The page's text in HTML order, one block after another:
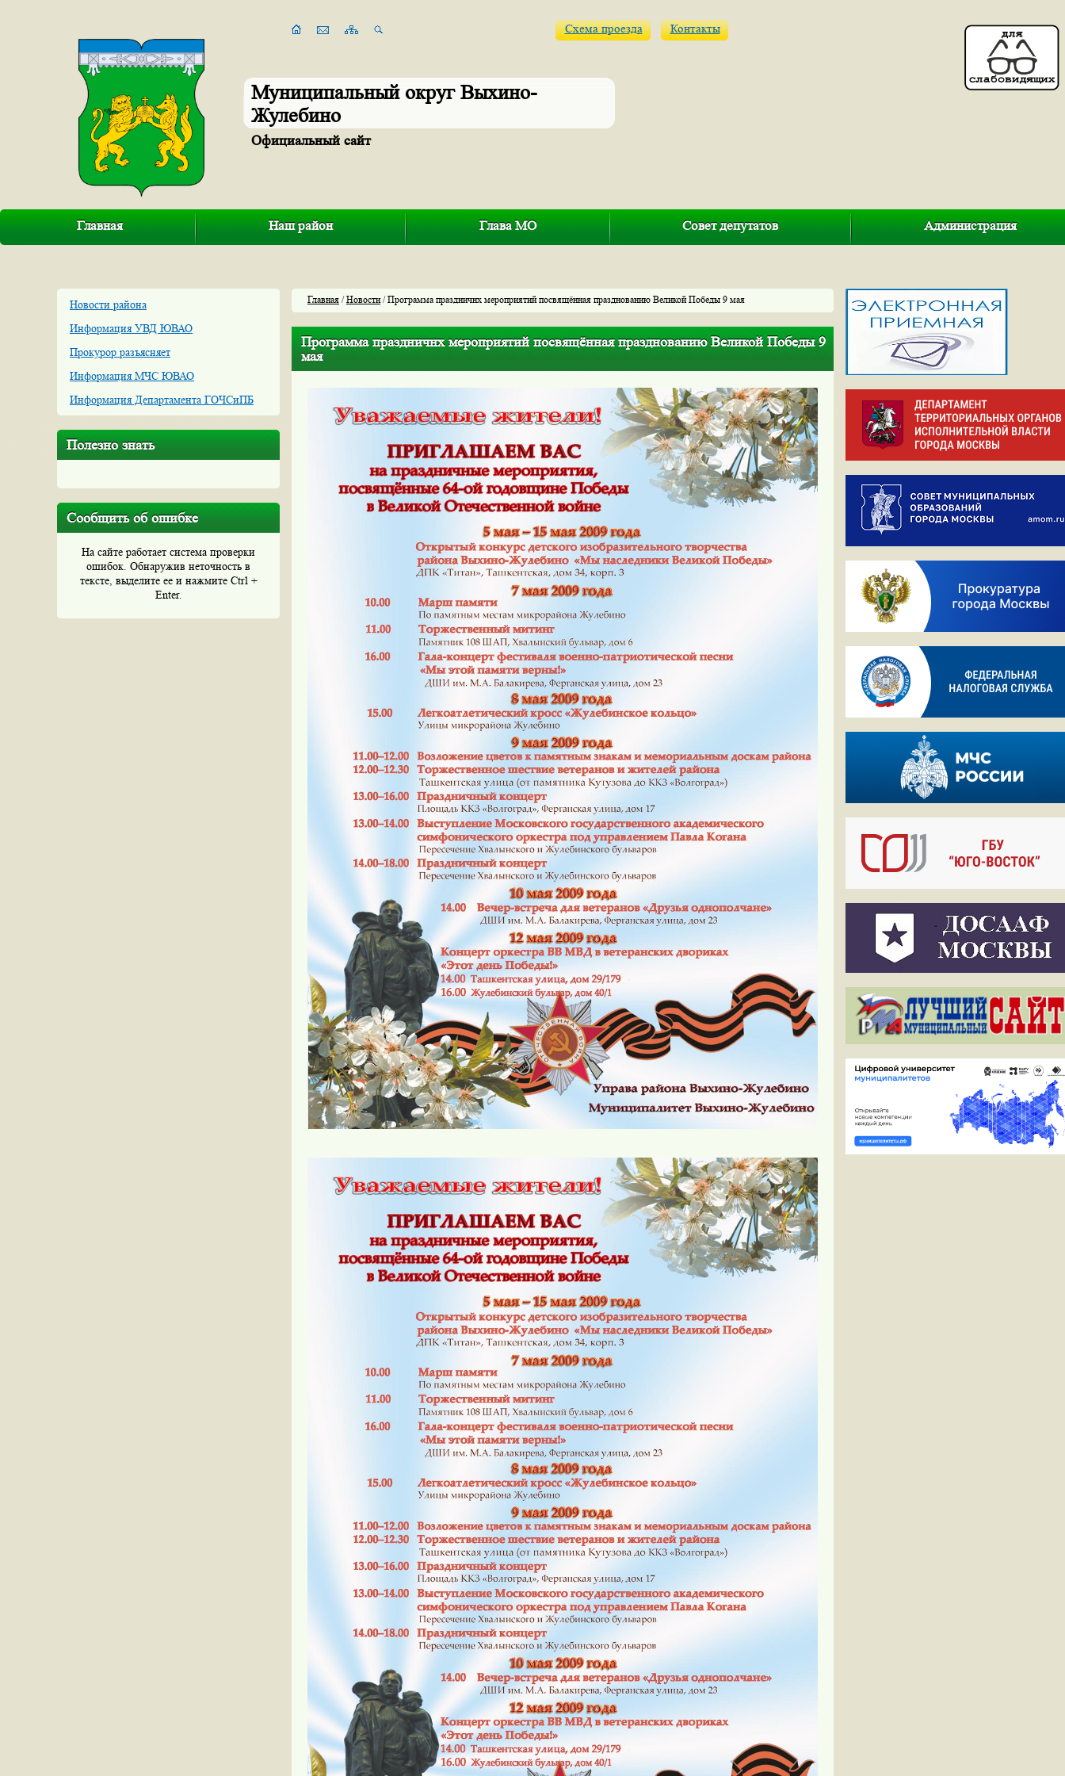
Муниципальный округ Выхино-
Жулебино
Официальный сайт
Схема проезда Контакты
Главная Наш район Глава МО Совет депутатов Администрация
Новости района
Информация УВД ЮВАО
Прокурор разъясняет
Информация МЧС ЮВАО
Информация Департамента ГОЧСиПБ
Полезно знать
Сообщить об ошибке
На сайте работает система проверки
ошибок. Обнаружив неточность в
тексте, выделите ее и нажмите Ctrl +
Enter.
Главная /Новости/ Программа праздничнх мероприятий посвящённая празднованию Великой Победы 9 мая
Программа праздничнх мероприятий посвящённая празднованию Великой Победы 9
мая